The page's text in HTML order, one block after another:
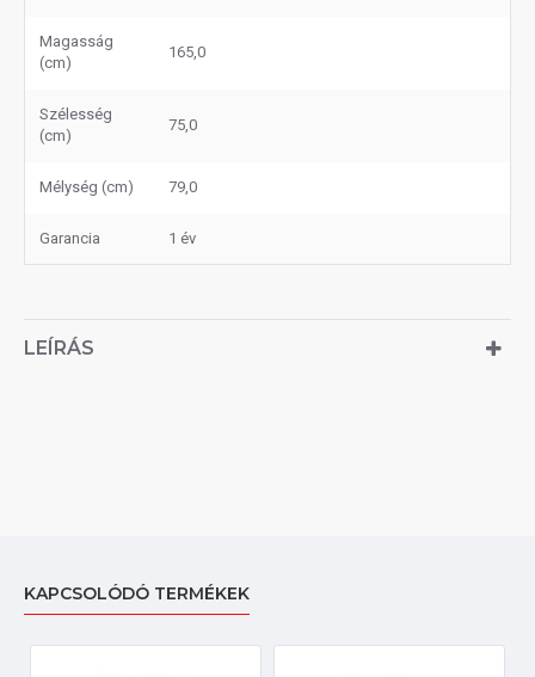
Magasság
(cm)
165,0
Szélesség
(cm)
75,0
Mélység (cm) 79,0
Garancia 1 év
LEÍRÁS
KAPCSOLÓDÓ TERMÉKEK